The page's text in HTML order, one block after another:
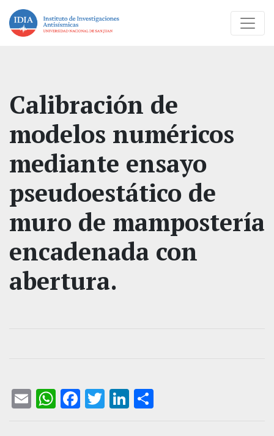
Calibración de
modelos numéricos
mediante ensayo
pseudoestático de
muro de mampostería
encadenada con
abertura.
EmailWhatsApp
Facebook
TwitterLinkedIn